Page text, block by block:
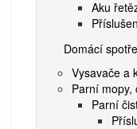
Aku
Domácí
Vysavače a
Parní mopy,
Parní